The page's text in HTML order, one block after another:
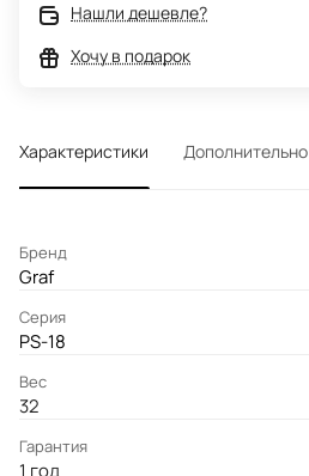
Нашли дешевле?
Хочу в подарок
Характеристики Дополнительно
Бренд
Graf
Серия
PS-18
Вес
32
Гарантия
1 год